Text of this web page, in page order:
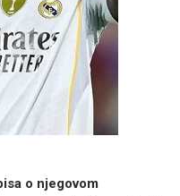
o njegovom